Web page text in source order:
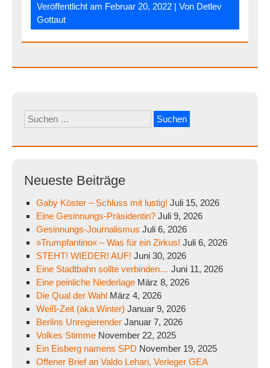
Veröffentlicht am Februar 20, 2022 | Von Detlev
Gottaut
Suchen
nach:
Neueste Beiträge
Gaby Köster – Schluss mit lustig! Juli 15, 2026
Eine Gesinnungs-Präsidentin? Juli 9, 2026
Gesinnungs-Journalismus Juli 6, 2026
»Trumpfantino« – Was für ein Zirkus! Juli 6, 2026
STEHT! WIEDER! AUF! Juni 30, 2026
Eine Stadtbahn sollte verbinden… Juni 11, 2026
Eine peinliche Niederlage März 8, 2026
Die Qual der Wahl März 4, 2026
Weiß-Zeit (aka Winter) Januar 9, 2026
Berlins Unregierender Januar 7, 2026
Volkes Stimme November 22, 2025
Ein Eisberg namens SPD November 19, 2025
Offener Brief an Valdo Lehari, Verleger GEA